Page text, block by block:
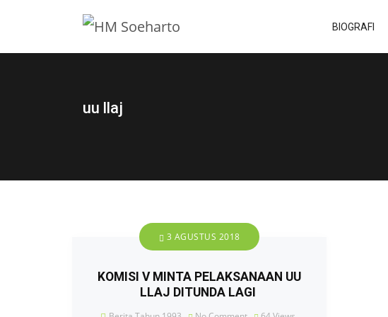
BIOGRAFI
uu llaj
3 AGUSTUS 2018
KOMISI V MINTA PELAKSANAAN UU
LLAJ DITUNDA LAGI